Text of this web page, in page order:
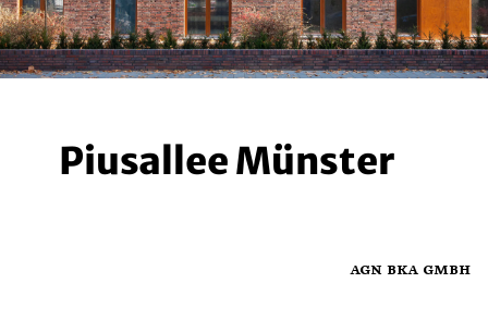
Piusallee Münster
agn bka gmbh